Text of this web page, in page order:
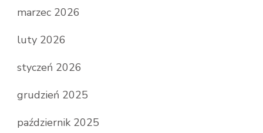
marzec 2026
luty 2026
styczeń 2026
grudzień 2025
październik 2025